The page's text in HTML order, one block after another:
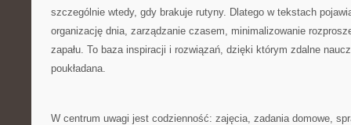
szczególnie wtedy, gdy brakuje rutyny. Dlatego w tekstach
organizację dnia, zarządzanie czasem, minimalizowanie
zapału. To baza inspiracji i rozwiązań, dzięki którym zdalne
poukładana.
W centrum uwagi jest codzienność: zajęcia, zadania domowe,